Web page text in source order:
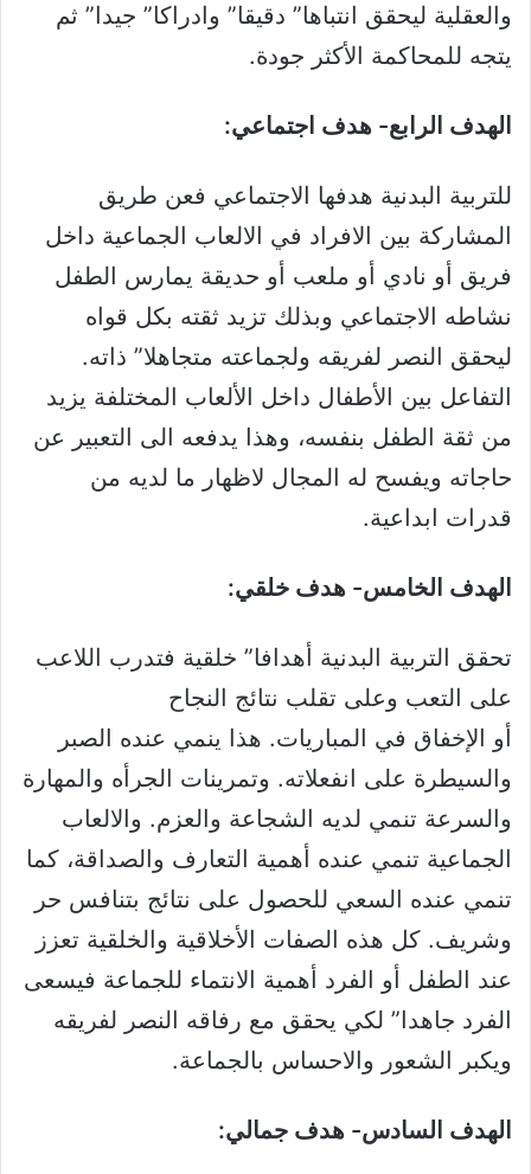
والعقلية ليحقق انتباها” دقيقا” وادراكا” جيدا” ثم
يتجه للمحاكمة الأكثر جودة.
الهدف الرابع- هدف اجتماعي:
للتربية البدنية هدفها الاجتماعي فعن طريق
المشاركة بين الافراد في الالعاب الجماعية داخل
فريق أو نادي أو ملعب أو حديقة يمارس الطفل
نشاطه الاجتماعي وبذلك تزيد ثقته بكل قواه
ليحقق النصر لفريقه ولجماعته متجاهلا” ذاته.
التفاعل بين الأطفال داخل الألعاب المختلفة يزيد
من ثقة الطفل بنفسه، وهذا يدفعه الى التعبير عن
حاجاته ويفسح له المجال لاظهار ما لديه من
قدرات ابداعية.
الهدف الخامس- هدف خلقي:
تحقق التربية البدنية أهدافا” خلقية فتدرب اللاعب
على التعب وعلى تقلب نتائج النجاح
أو الإخفاق في المباريات. هذا ينمي عنده الصبر
والسيطرة على انفعلاته. وتمرينات الجرأه والمهارة
والسرعة تنمي لديه الشجاعة والعزم. والالعاب
الجماعية تنمي عنده أهمية التعارف والصداقة، كما
تنمي عنده السعي للحصول على نتائج بتنافس حر
وشريف. كل هذه الصفات الأخلاقية والخلقية تعزز
عند الطفل أو الفرد أهمية الانتماء للجماعة فيسعى
الفرد جاهدا” لكي يحقق مع رفاقه النصر لفريقه
ويكبر الشعور والاحساس بالجماعة.
الهدف السادس- هدف جمالي: